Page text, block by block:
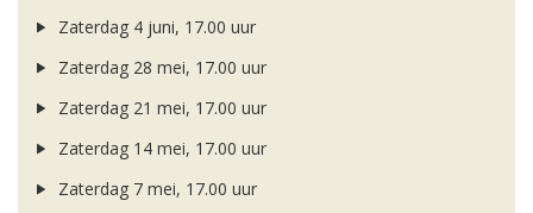
Zaterdag 4 juni, 17.00 uur
Zaterdag 28 mei, 17.00 uur
Zaterdag 21 mei, 17.00 uur
Zaterdag 14 mei, 17.00 uur
Zaterdag 7 mei, 17.00 uur